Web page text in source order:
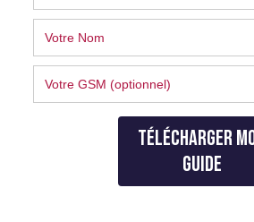
Description
conseillers qualifiés dans un groupe
collègues. Ils travaillent dur dans
maintenir l’harmonie du groupe
Ils savaient comment s’entendre